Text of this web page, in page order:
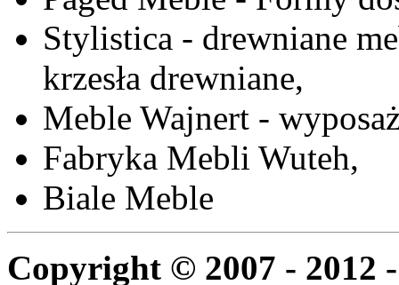
Stylistica - drewniane
krzesła drewniane,
Meble Wajnert -
Fabryka Mebli Wuteh,
Biale Meble
Copyright © 2007 - 2012